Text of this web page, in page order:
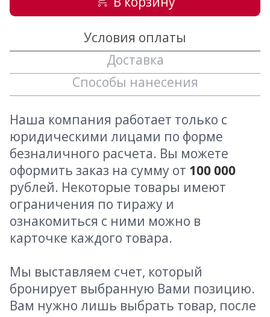
Условия оплаты
Доставка
Способы нанесения
Наша компания работает только с
юридическими лицами по форме
безналичного расчета. Вы можете
оформить заказ на сумму от 100 000
рублей. Некоторые товары имеют
ограничения по тиражу и
ознакомиться с ними можно в
карточке каждого товара.
Мы выставляем счет, который
бронирует выбранную Вами позицию.
Вам нужно лишь выбрать товар, после